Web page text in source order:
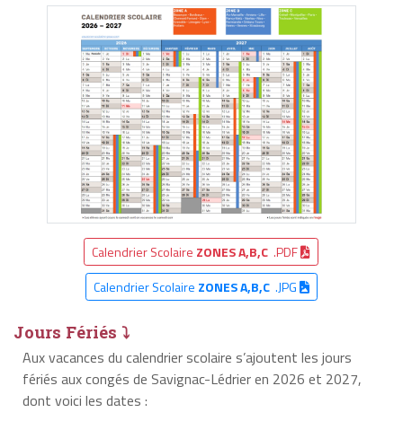
Calendrier Scolaire ZONES A,B,C .PDF
Calendrier Scolaire ZONES A,B,C.JPG
Jours Fériés ⤵
Aux vacances du calendrier scolaire s’ajoutent les jours
fériés aux congés de Savignac-Lédrier en 2026 et 2027,
dont voici les dates :